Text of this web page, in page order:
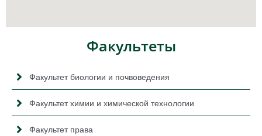
Факультеты
Факультет биологии и почвоведения
Факультет химии и химической технологии
Факультет права